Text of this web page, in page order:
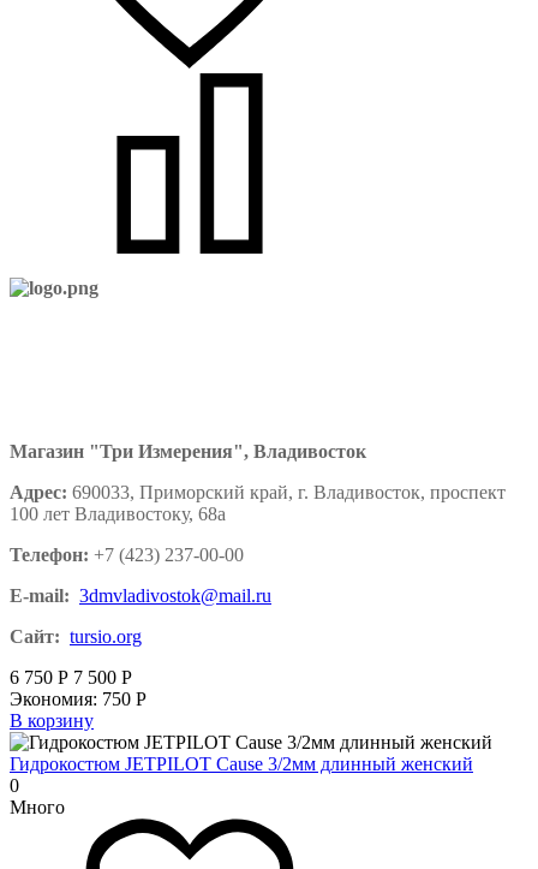
Магазин "Три Измерения", Владивосток
Адрес: 690033, Приморский край, г. Владивосток, проспект
100 лет Владивостоку, 68а
Телефон: +7 (423) 237-00-00
E-mail: 3dmvladivostok@mail.ru
Сайт: tursio.org
6 750 Р 7 500 Р
Экономия: 750 Р
В корзину
Гидрокостюм JETPILOT Cause 3/2мм длинный женский
0
Много